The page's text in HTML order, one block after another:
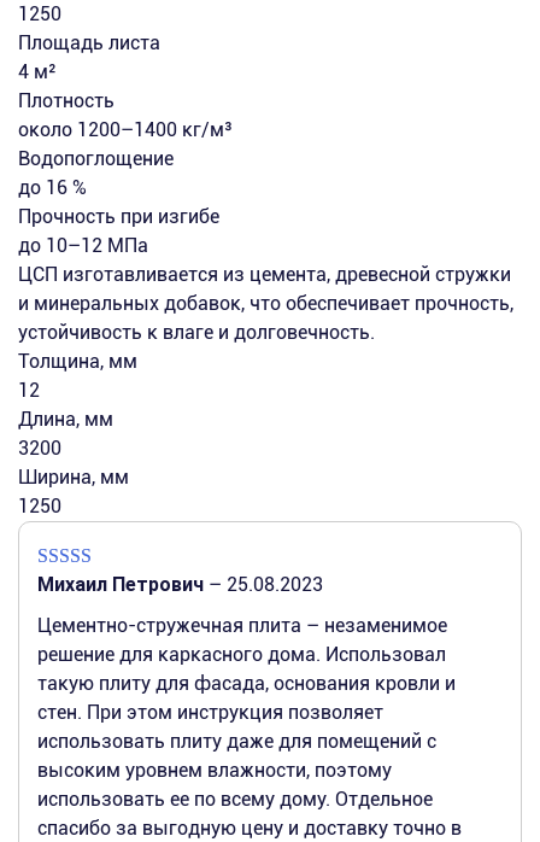
1250
Площадь листа
4 м²
Плотность
около 1200–1400 кг/м³
Водопоглощение
до 16 %
Прочность при изгибе
до 10–12 МПа
ЦСП изготавливается из цемента, древесной стружки
и минеральных добавок, что обеспечивает прочность,
устойчивость к влаге и долговечность.
Толщина, мм
12
Длина, мм
3200
Ширина, мм
1250
Оценка5 из
5
Михаил Петрович – 25.08.2023
Цементно-стружечная плита – незаменимое
решение для каркасного дома. Использовал
такую плиту для фасада, основания кровли и
стен. При этом инструкция позволяет
использовать плиту даже для помещений с
высоким уровнем влажности, поэтому
использовать ее по всему дому. Отдельное
спасибо за выгодную цену и доставку точно в